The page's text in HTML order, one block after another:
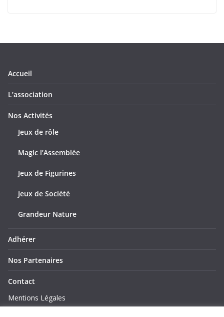
Accueil
L’association
Nos Activités
Jeux de rôle
Magic l’Assemblée
Jeux de Figurines
Jeux de Société
Grandeur Nature
Adhérer
Nos Partenaires
Contact
Mentions Légales